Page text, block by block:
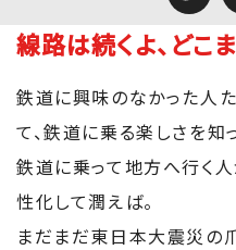
線路は続くよ、どこ
鉄道に興味のなかった人
て、鉄道に乗る楽しさを知
鉄道に乗って地方へ行く
性化して潤えば。
まだまだ東日本大震災の